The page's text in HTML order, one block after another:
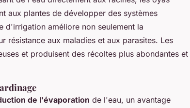
aux plantes de développer des systèmes
d'irrigation améliore non seulement la
résistance aux maladies et aux parasites. Les
et produisent des récoltes plus abondantes et
de l'évaporation de l'eau, un avantage